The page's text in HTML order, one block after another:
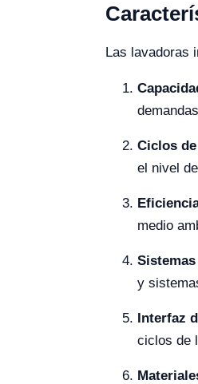
Las lavadoras
Ciclos
el nivel
medio
y
Interfaz
ciclos de